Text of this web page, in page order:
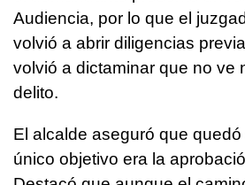
Audiencia, por lo que el
volvió a abrir diligencias
volvió a dictaminar que no ve
delito.
El alcalde aseguró que
único objetivo era la